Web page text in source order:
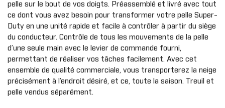
pelle sur le bout de vos doigts. Préassemblé et livré avec tout
ce dont vous avez besoin pour transformer votre pelle Super-
Duty en une unité rapide et facile à contrôler à partir du siège
du conducteur. Contrôle de tous les mouvements de la pelle
d’une seule main avec le levier de commande fourni,
permettant de réaliser vos tâches facilement. Avec cet
ensemble de qualité commerciale, vous transporterez la neige
précisément à l’endroit désiré, et ce, toute la saison. Treuil et
pelle vendus séparément.